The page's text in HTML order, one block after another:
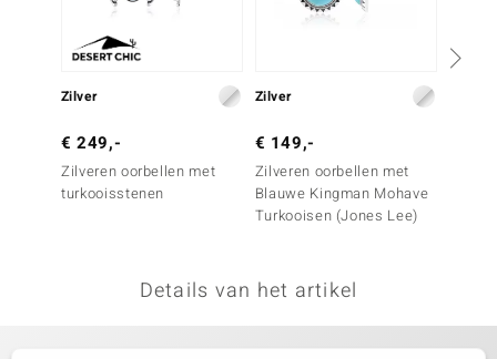
Collection
Zilver
€ 249,-
Zilveren oorbellen met
turkooisstenen
Zilver
€ 149,-
Zilveren oorbellen met
Blauwe Kingman Mohave
Turkooisen (Jones Lee)
Details van het artikel